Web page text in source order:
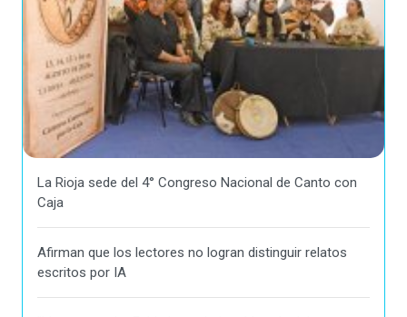
La Rioja sede del 4° Congreso Nacional de Canto con
Caja
Afirman que los lectores no logran distinguir relatos
escritos por IA